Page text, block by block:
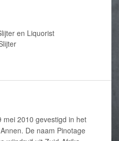
en Liquorist
mei 2010 gevestigd in het
De naam Pinotage